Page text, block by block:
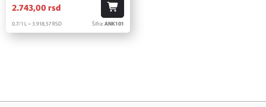
2.743,00 rsd
0.7/1 L = 3.918,57RSD Šifra:ANK101